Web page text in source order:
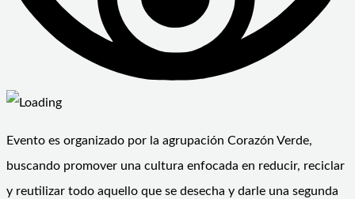
Evento es organizado por la agrupación Corazón Verde,
buscando promover una cultura enfocada en reducir, reciclar
y reutilizar todo aquello que se desecha y darle una segunda